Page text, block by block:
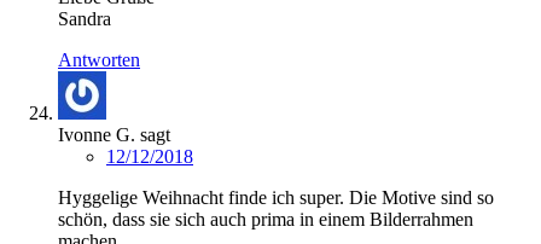
Sandra
Antworten
Ivonne G. sagt
12/12/2018
Hyggelige Weihnacht finde ich super. Die Motive sind so
schön, dass sie sich auch prima in einem Bilderrahmen